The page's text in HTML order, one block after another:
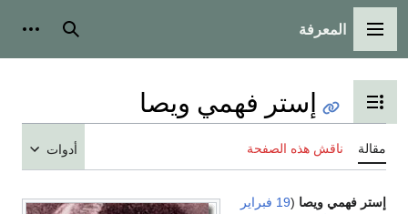
القائمة الرئيسية
المعرفة بحث
تبديل عرض جدول المحتويات
إستر فهمي ويصا
مقالة ناقش هذه الصفحة أدوات
إستر فهمي ويصا (19 فبراير